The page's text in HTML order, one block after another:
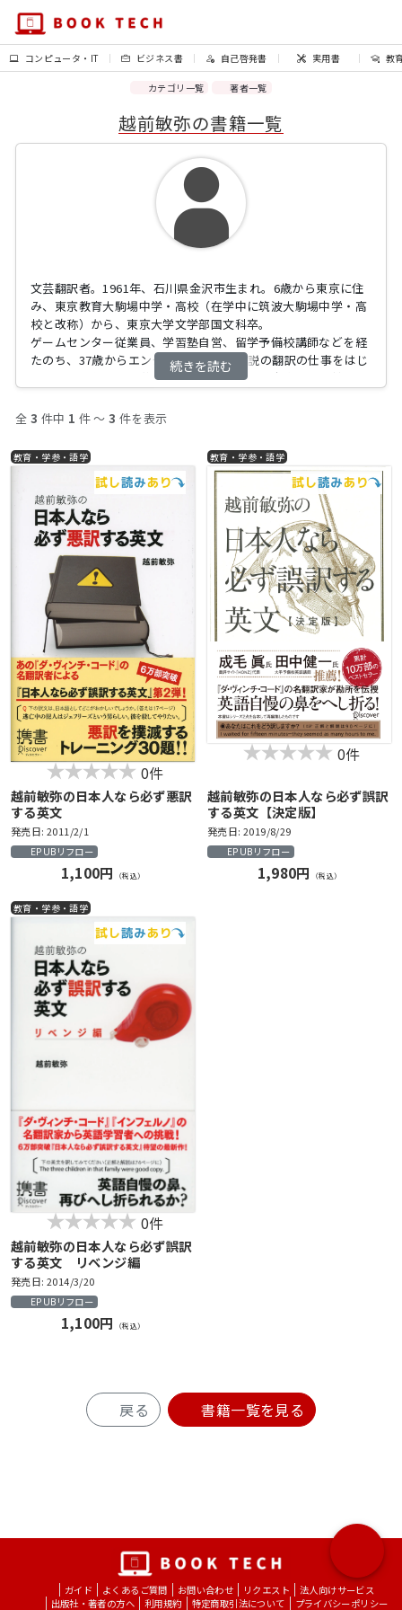
コンピュータ・IT ビジネス書 自己啓発書 実用書 教
カテゴリ一覧 著者一覧
越前敏弥の書籍一覧
文芸翻訳者。1961年、石川県金沢市生まれ。6歳から東京に住
み、東京教育大駒場中学・高校（在学中に筑波大駒場中学・高
校と改称）から、東京大学文学部国文科卒。
ゲームセンター従業員、学習塾自営、留学予備校講師などを経
たのち、37歳からエンタテインメント小説の翻訳の仕事をはじ
める。10数年に及ぶ英語講師生活のなかで、中学生から社会人
誤訳に陥りがちな英文を収集しつづける。それをもとに書かれ
ベストセラーとなる。本書はその続編であり、復習・応用編で
もある。ほかの著書に、より自然で正確な訳文作りのスキルを
まとめた『日本人なら必ず悪訳する英文』（ディスカヴァー携
書）がある。
おもな訳書に、『SIX-WORDSたった６語の物語』（ディスカヴ
ァー・トゥエンティワン）、『インフェルノ』『ダ・ヴィン
チ・コード』『Ｙの悲劇』『シートン動物記』（以上、角川書
店）、『解錠師』『氷の闇を越えて』（以上、早川書房）、
『チューダー王朝弁護士シャードレイク』（集英社）、『夜の
真義を』（文藝春秋）、『飛蝗の農場』（東京創元社）、『父
さんが言いたかったこと』（新潮社）など。
現在、朝日カルチャーセンター新宿教室、中之島教室で翻訳講
座を担当。
公式ブログ「翻訳百景」http://techizen.cocolog-
nifty.com/blog/
続きを読む
全 3 件中 1 件 〜3 件を表示
教育・学参・語学
0件
越前敏弥の日本人なら必ず悪訳
する英文
発売日: 2011/2/1
EPUBリフロー
1,100円 （税込）
教育・学参・語学
0件
越前敏弥の日本人なら必ず誤訳
する英文【決定版】
発売日: 2019/8/29
EPUBリフロー
1,980円 （税込）
教育・学参・語学
0件
越前敏弥の日本人なら必ず誤訳
する英文 リベンジ編
発売日: 2014/3/20
EPUBリフロー
1,100円 （税込）
戻る 書籍一覧を見る
ガイド よくあるご質問 お問い合わせ リクエスト
法人向けサービス
出版社・著者の方へ
利用規約 特定商取引法について
プライバシーポリシー